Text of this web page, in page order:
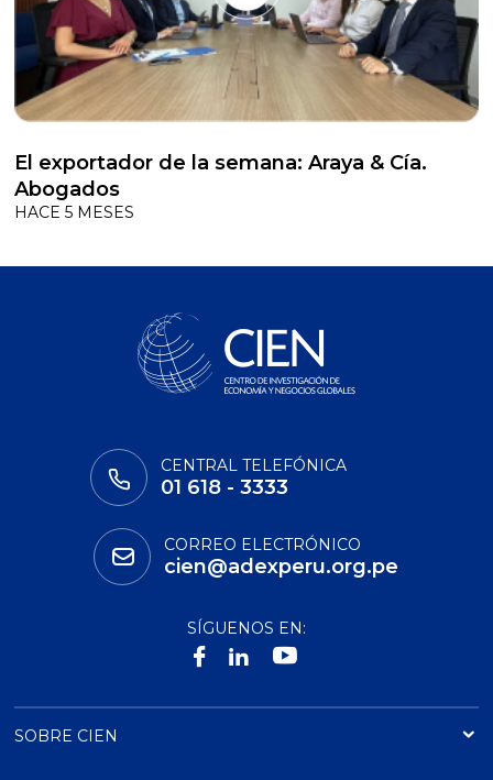
El exportador de la semana: Araya & Cía.
Abogados
HACE 5 MESES
CENTRAL TELEFÓNICA
01 618 - 3333
CORREO ELECTRÓNICO
cien@adexperu.org.pe
SÍGUENOS EN:
SOBRE CIEN